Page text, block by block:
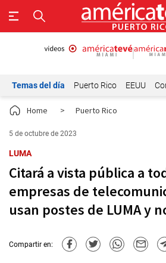
Temas del día Puerto Rico EEUU
Home > Puerto Rico
5 de octubre de 2023
LUMA
Citará a vista pública a
empresas de
usan postes de LUMA y
Compartir en: